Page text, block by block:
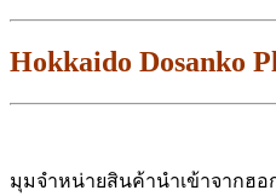
Hokkaido Dosanko
มุมจำหน่ายสินค้านำเข้าจากฮอ